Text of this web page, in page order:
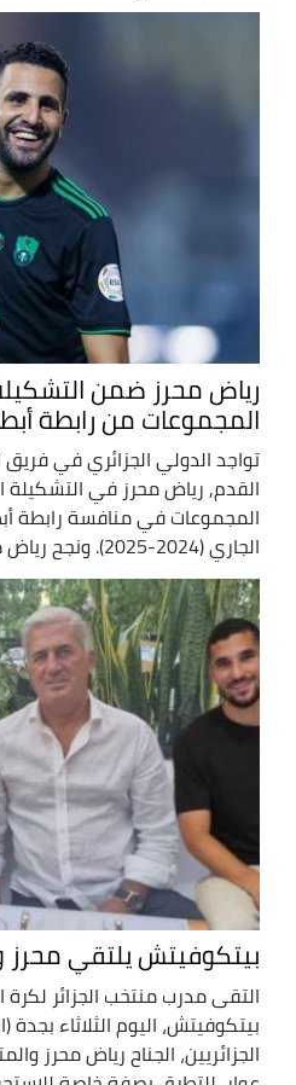
رياض محرز ضمن التشكيلة
المجموعات من رابطة
تواجد الدولي الجزائري في فريق
القدم, رياض محرز في التشكيلة
المجموعات في منافسة رابطة
الجاري (2024-2025). ونجح رياض محرز في قيادة ...
بيتكوفيتش يلتقي محرز
التقى مدرب منتخب الجزائر لكرة
بيتكوفيتش، اليوم الثلاثاء بجدة
الجزائريين، الجناح رياض محرز